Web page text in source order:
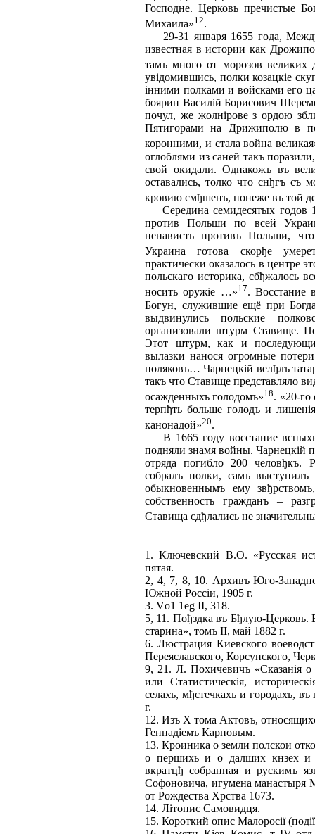
Господне. Церковь пречистые
Михаила»12.
29-31 января 1655 года,
известная в истории как
тамъ много от морозов
увідомившись, полки козацкіе
інними полками и войсками его
боярин Василій Борисович
почул, же жолнірове з ордою
Пятигорами на Дрижиполю в
коронними, и стала война
оглоблями из саней такъ
свой окидали. Однакожъ въ
оставались, толко что снђгъ
кровию смђшенъ, понеже въ той
Середина семидесятых годов
против Польши по всей
ненависть противъ Польши,
Украина готова скорђе
практически оказалось в центре
польскаго историка, сбђжалось
носить оружіе …»17. Восстание
Богун, служившие ещё при
выдвинулись польские
организовали штурм Ставище.
Этот штурм, как и
вылазки нанося огромные
поляковъ… Чарнецкій велђлъ
такъ что Ставище представляло
осажденныхъ голодомъ»18. «20-го
терпђть больше голодъ и
канонадой»20.
В 1665 году восстание
подняли знамя войны. Чарнецкiй
отряда погибло 200 человђкъ.
собралъ полки, самъ
обыкновеннымъ ему
собственность гражданъ –
Ставища сдђлались не
1. Ключевский В.О. «Русская
пятая.
2, 4, 7, 8, 10. Архивъ Юго-
Южной Россiи, 1905 г.
3. Vо1 1еg II, 318.
5, 11. Пођздка въ Бђлую-
старина», томъ II, май 1882 г.
6. Люстрация Киевского
Переяславского, Корсунского,
9, 21. Л. Похичевичъ «Сказанiя о
или Статистическiя,
селахъ, мђстечкахъ и городахъ,
г.
12. Изъ X тома Актовъ,
Геннадiемъ Карповым.
13. Кроиника о земли полскои
о першихь и о далших кнзех и
вкратцђ собранная и рускимъ
Софоновича, игумена манастыря
от Рождества Хрства 1673.
14. Літопис Самовидця.
15. Короткий опис Малоросії